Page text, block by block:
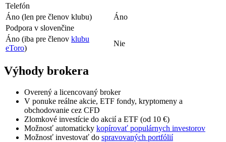
Telefón
Áno (len pre členov klubu)
Áno
Podpora v slovenčine
Áno (iba pre členov klubu
eToro)
Nie
Výhody brokera
Overený a licencovaný broker
V ponuke reálne akcie, ETF fondy, kryptomeny a
obchodovanie cez CFD
Zlomkové investície do akcií a ETF (od 10 €)
Možnosť automaticky kopírovať populárnych investorov
Možnosť investovať do spravovaných portfólií